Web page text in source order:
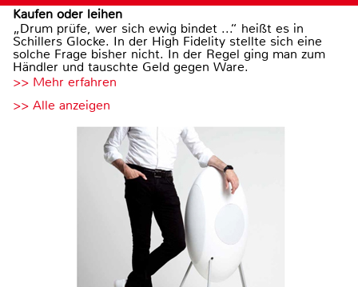
Kaufen oder leihen
„Drum prüfe, wer sich ewig bindet ...“ heißt es in
Schillers Glocke. In der High Fidelity stellte sich eine
solche Frage bisher nicht. In der Regel ging man zum
Händler und tauschte Geld gegen Ware.
>> Mehr erfahren
>> Alle anzeigen